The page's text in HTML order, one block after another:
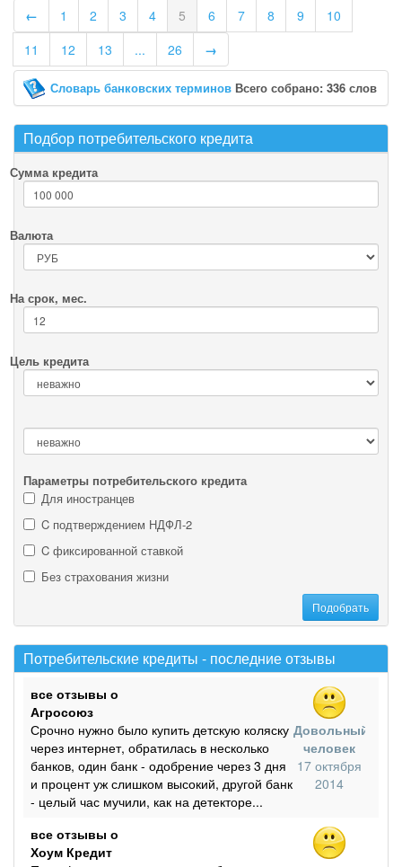
← 1 2 3 4 5 6 7 8 9
10
11
12 13 ... 26 →
Словарь банковских терминов Всего собрано: 336 слов
Подбор потребительского кредита
Сумма кредита
Валюта
На срок, мес.
Цель кредита
Параметры потребительского кредита
Для иностранцев
C подтверждением НДФЛ-2
C фиксированной ставкой
Без страхования жизни
Потребительские кредиты - последние отзывы
Довольный
человек
17 октября
2014
все отзывы о
Агросоюз
Срочно нужно было купить детскую коляску
через интернет, обратилась в несколько
банков, один банк - одобрение через 3 дня
и процент уж слишком высокий, другой банк
- целый час мучили, как на детекторе...
все отзывы о
Хоум Кредит